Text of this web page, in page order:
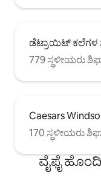
ಡೆಟ್ರಾಯಿಟ್ ಕಲೆಗಳ
779 ಸ್ಥಳೀಯರು
Caesars
170 ಸ್ಥಳೀಯರು
ವೈಫೈ